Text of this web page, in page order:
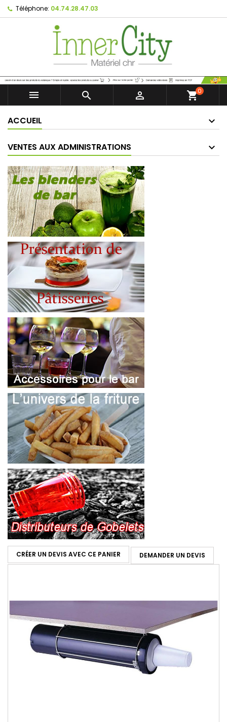
Téléphone: 04.74.28.47.03
   shopping_cart0
ACCUEIL
VENTES AUX ADMINISTRATIONS
CRÉER UN DEVIS AVEC CE PANIER DEMANDER UN DEVIS